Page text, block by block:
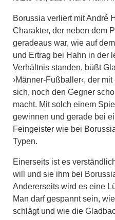
Borussia verliert mit André
Charakter, der neben dem
geradeaus war, wie auf
und Ertrag bei Hahn in der
Verhältnis standen, büßt
›Männer-Fußballer‹, der
sich, noch den Gegner
macht. Mit solch einem
gewinnen und gerade bei
Feingeister wie bei
Typen.
Einerseits ist es
will und sie ihm bei
Andererseits wird es eine
Man darf gespannt sein,
schlägt und wie die